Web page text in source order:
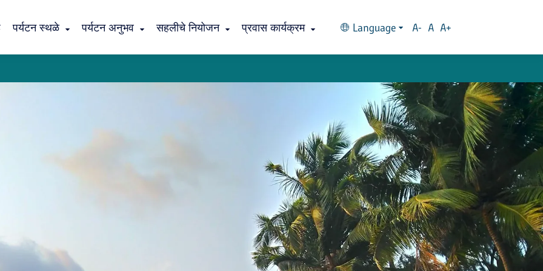
पर्यटन स्थळे पर्यटन अनुभव सहलीचे नियोजन प्रवास कार्यक्रम Language A- A A+
भाविकांचे श्रद्धास्थान डहाणूची श्रीमहालक्ष्मी
डहाणूची प्रसिद्ध महालक्ष्मी यात्रा शिरगाव : श्रीग्राम
पालघर जिल्ह्याविषयी कसे पोहोचाल?
वारली समाजासह एक दिवस